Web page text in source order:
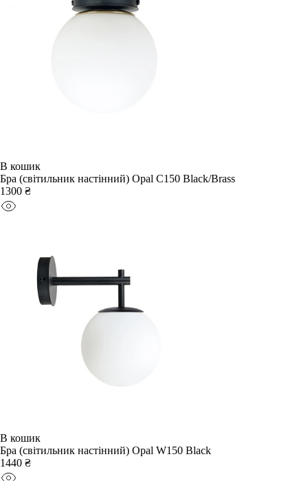
В кошик
Бра (світильник настінний) Opal C150 Black/Brass
1300 ₴
В кошик
Бра (світильник настінний) Opal W150 Black
1440 ₴